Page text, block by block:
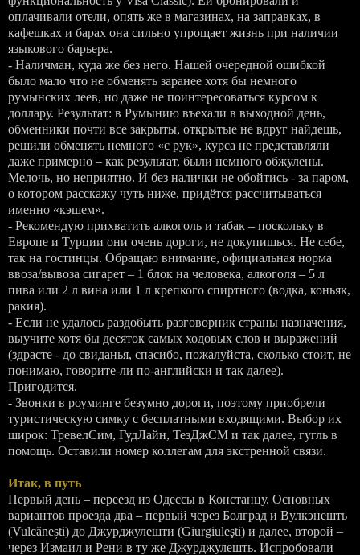
оплачивали отели, опять же в магазинах, на заправках, в
кафешках и барах она сильно упрощает жизнь при наличии
языкового барьера.
- Наличман, куда же без него. Нашей очередной ошибкой
было мало что не обменять заранее хотя бы немного
румынских леев, но даже не поинтересоваться курсом к
доллару. Результат: в Румынию въехали в выходной день,
обменники почти все закрыты, открытые не вдруг найдешь,
решили обменять немного «с рук», курса не представляли
даже примерно – как результат, были немного обжулены.
Мелочь, но неприятно. И без налички не обойтись - за паром,
о котором расскажу чуть ниже, придётся рассчитываться
именно «кэшем».
- Рекомендую прихватить алкоголь и табак – поскольку в
Европе и Турции они очень дороги, не докупишься. Не себе,
так на гостинцы. Обращаю внимание, официальная норма
ввоза/вывоза сигарет – 1 блок на человека, алкоголя – 5 л
пива или 2 л вина или 1 л крепкого спиртного (водка, коньяк,
ракия).
- Если не удалось раздобыть разговорник страны назначения,
выучите хотя бы десяток самых ходовых слов и выражений
(здрасте - до свиданья, спасибо, пожалуйста, сколько стоит, не
понимаю, говорите-ли по-английски и так далее).
Пригодится.
- Звонки в роуминге безумно дороги, поэтому приобрели
туристическую симку с бесплатными входящими. Выбор их
широк: ТревелСим, ГудЛайн, ТезДжСМ и так далее, гугль в
помощь. Оставили номер коллегам для экстренной связи.
Итак, в путь
Первый день – переезд из Одессы в Констанцу. Основных
вариантов проезда два – первый через Болград и Вулкэнешть
(Vulcănești) до Джурджулешти (Giurgiuleşti) и далее, второй –
через Измаил и Рени в ту же Джурджулешть. Испробовали